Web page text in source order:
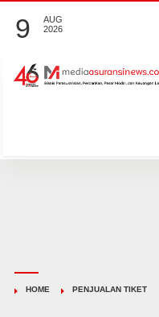
9
AUG
2026
HOME PENJUALAN TIKET